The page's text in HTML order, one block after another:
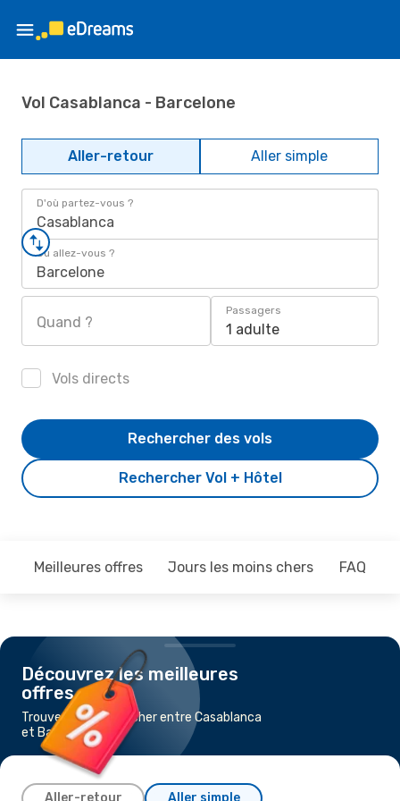
Vol Casablanca - Barcelone
Aller-retour Aller simple
D'où partez-vous ?
Casablanca
Où allez-vous ?
Barcelone
Quand ?
Passagers
1 adulte
Vols directs
Rechercher Vol + Hôtel
Rechercher des vols
Meilleures offres Jours les moins chers FAQ
Découvrez les meilleures
offres
Trouvez un vol pas cher entre Casablanca
et Barcelone
Aller-retour Aller simple